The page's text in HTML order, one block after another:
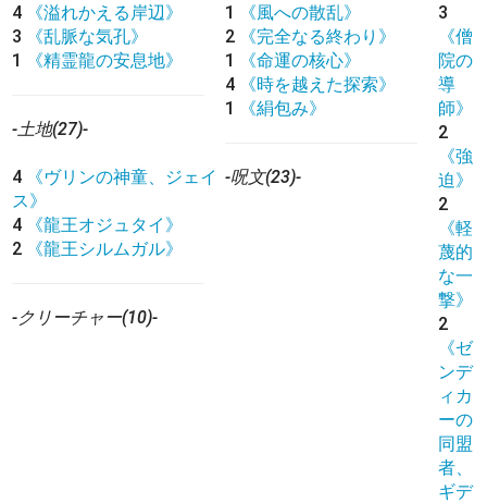
4
《溢れかえる岸辺》
3
《乱脈な気孔》
1
《精霊龍の安息地》
-土地(27)-
4
《ヴリンの神童、ジェイ
ス》
4
《龍王オジュタイ》
2
《龍王シルムガル》
-クリーチャー(10)-
1
《風への散乱》
2
《完全なる終わり》
1
《命運の核心》
4
《時を越えた探索》
1
《絹包み》
-呪文(23)-
3
《僧
院の
導
師》
2
《強
迫》
2
《軽
蔑的
な一
撃》
2
《ゼ
ンデ
ィカ
ーの
同盟
者、
ギデ